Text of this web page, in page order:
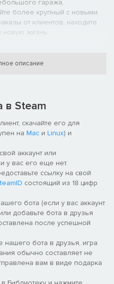
гаража,
более крупный с новыми
от клиентов, находите
новую жизнь.
пользовательских
и создавайте
чтобы заработать деньги
доступными гаражами и
мотоциклы на
детали на свалке
различными устройствами
вкусу, раскрашивая их или
описание
в Steam
скачайте его для
на Mac и Linux) и
аккаунт или
у вас его еще нет.
ссылку на свой
состоящий из 18 цифр
бота (если у вас аккаунт
добавьте бота в друзья
после успешной
нашего бота в друзья, игра
обычно составляет не
вам в виде подарка